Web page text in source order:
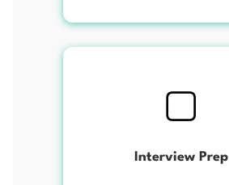
▢
Interview Prep